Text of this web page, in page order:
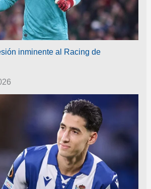
inminente al Racing de